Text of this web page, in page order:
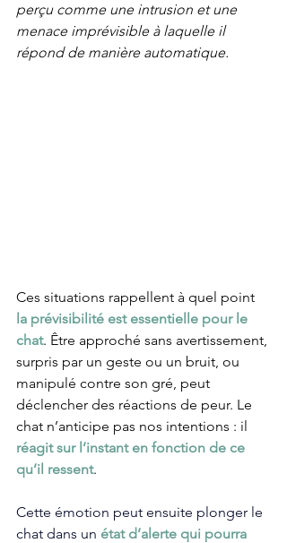
perçu comme une intrusion et une
menace imprévisible à laquelle il
répond de manière automatique.
Ces situations rappellent à quel point
la prévisibilité est essentielle pour le
chat. Être approché sans avertissement,
surpris par un geste ou un bruit, ou
manipulé contre son gré, peut
déclencher des réactions de peur. Le
chat n’anticipe pas nos intentions : il
réagit sur l’instant en fonction de ce
qu’il ressent.
Cette émotion peut ensuite plonger le
chat dans un état d’alerte qui pourra